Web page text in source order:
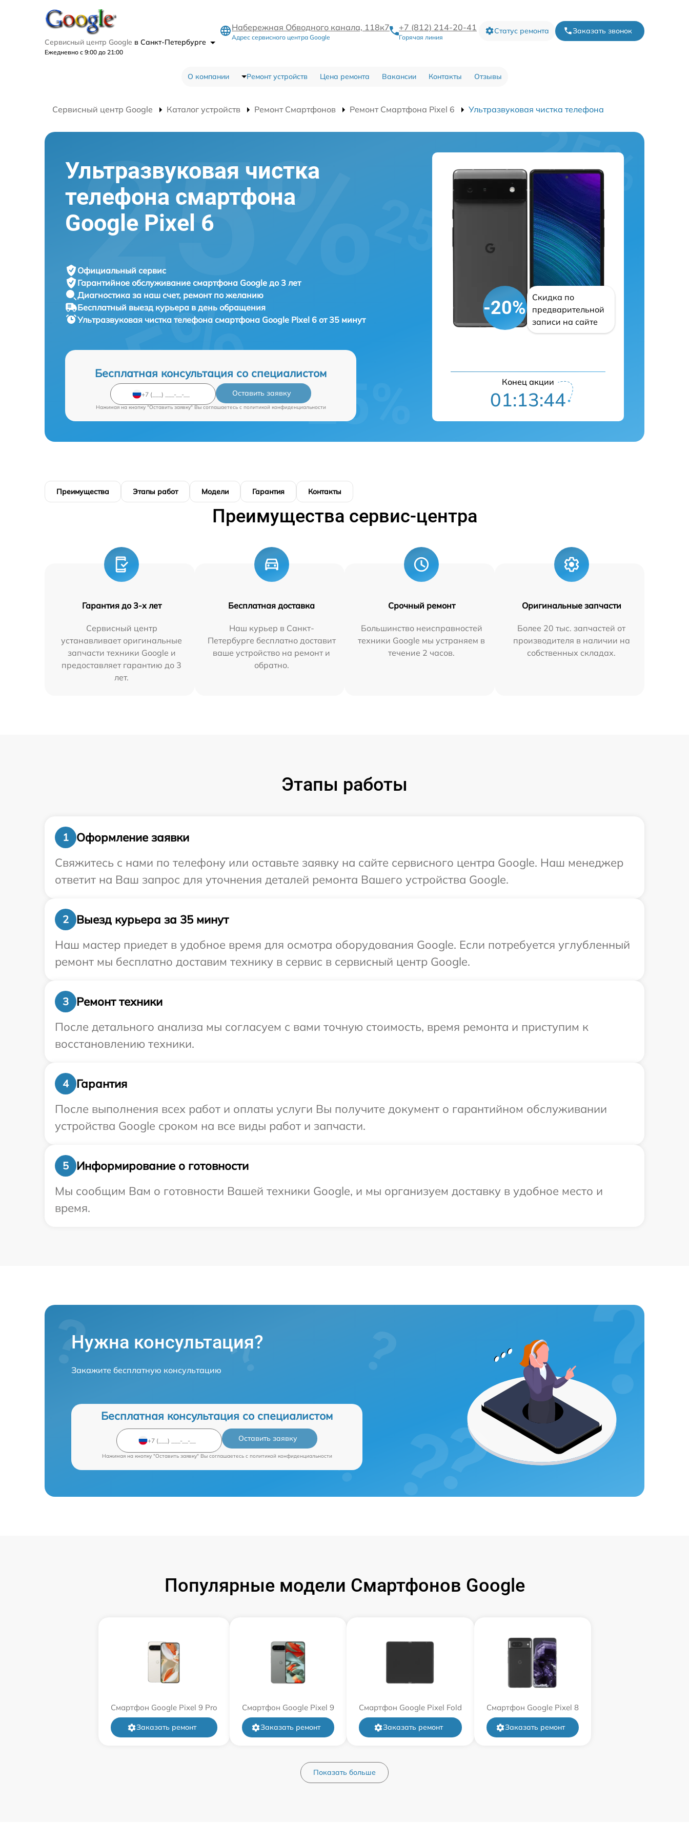
Сервисный центр Google в Санкт-Петербурге
Ежедневно с 9:00 до 21:00
Набережная Обводного канала, 118к7
Адрес сервисного центра Google
+7 (812) 214-20-41
Горячая линия
Статус ремонта Заказать звонок
О компании Ремонт устройств Цена ремонта Вакансии Контакты Отзывы
Сервисный центр Google Каталог устройств Ремонт Смартфонов Ремонт Смартфона Pixel 6 Ультразвуковая чистка телефона
Ультразвуковая чистка
телефона смартфона
Google Pixel 6
Официальный сервис
Гарантийное обслуживание смартфона Google до 3 лет
Диагностика за наш счет, ремонт по желанию
Бесплатный выезд курьера в день обращения
Ультразвуковая чистка телефона смартфона Google Pixel 6 от 35 минут
Бесплатная консультация со специалистом
Оставить заявку
Нажимая на кнопку "Оставить заявку" Вы соглашаетесь c политикой конфиденциальности
-20%
Скидка по
предварительной
записи на сайте
Конец акции
01:13:43
Преимущества Этапы работ Модели Гарантия Контакты
Преимущества сервис-центра
Гарантия до 3-х лет
Сервисный центр
устанавливает оригинальные
запчасти техники Google и
предоставляет гарантию до 3
лет.
Бесплатная доставка
Наш курьер в Санкт-
Петербурге бесплатно доставит
ваше устройство на ремонт и
обратно.
Срочный ремонт
Большинство неисправностей
техники Google мы устраняем в
течение 2 часов.
Оригинальные запчасти
Более 20 тыс. запчастей от
производителя в наличии на
собственных складах.
Этапы работы
1
Оформление заявки
Свяжитесь с нами по телефону или оставьте заявку на сайте сервисного центра Google. Наш менеджер
ответит на Ваш запрос для уточнения деталей ремонта Вашего устройства Google.
2
Выезд курьера за 35 минут
Наш мастер приедет в удобное время для осмотра оборудования Google. Если потребуется углубленный
ремонт мы бесплатно доставим технику в сервис в сервисный центр Google.
3
Ремонт техники
После детального анализа мы согласуем с вами точную стоимость, время ремонта и приступим к
восстановлению техники.
4
Гарантия
После выполнения всех работ и оплаты услуги Вы получите документ о гарантийном обслуживании
устройства Google сроком на все виды работ и запчасти.
5
Информирование о готовности
Мы сообщим Вам о готовности Вашей техники Google, и мы организуем доставку в удобное место и
время.
Нужна консультация?
Закажите бесплатную консультацию
Бесплатная консультация со специалистом
Оставить заявку
Нажимая на кнопку "Оставить заявку" Вы соглашаетесь c политикой конфиденциальности
Популярные модели Смартфонов Google
Смартфон Google Pixel 9 Pro
Заказать ремонт
Смартфон Google Pixel 9
Заказать ремонт
Смартфон Google Pixel Fold
Заказать ремонт
Смартфон Google Pixel 8
Заказать ремонт
Показать больше